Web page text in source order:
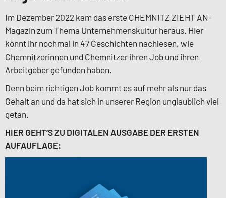
Im Dezember 2022 kam das erste CHEMNITZ ZIEHT AN-
Magazin zum Thema Unternehmenskultur heraus. Hier
könnt ihr nochmal in 47 Geschichten nachlesen, wie
Chemnitzerinnen und Chemnitzer ihren Job und ihren
Arbeitgeber gefunden haben.
Denn beim richtigen Job kommt es auf mehr als nur das
Gehalt an und da hat sich in unserer Region unglaublich viel
getan.
HIER GEHT’S ZU DIGITALEN AUSGABE DER ERSTEN
AUFAUFLAGE: